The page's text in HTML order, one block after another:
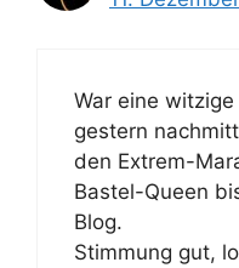
War eine
gestern
den Extrem-
Bastel-Queen
Blog.
Stimmung gut,